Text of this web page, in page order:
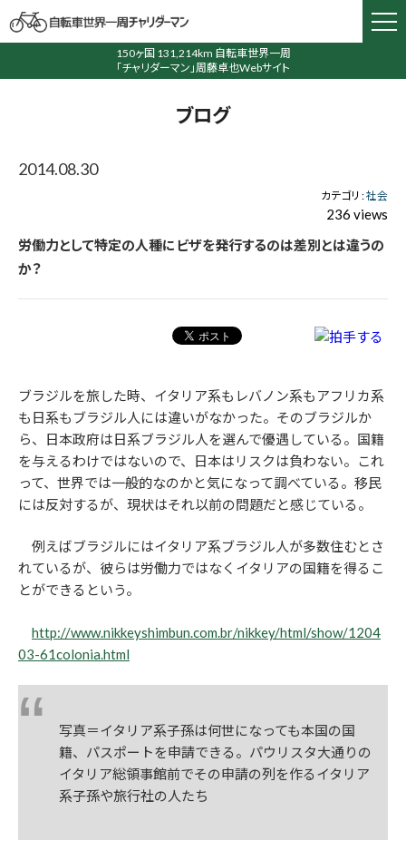
150ヶ国 131,214km 自転車世界一周
「チャリダーマン」周藤卓也Webサイト
ブログ
2014.08.30
カテゴリ :社会
236 views
労働力として特定の人種にビザを発行するのは差別とは違うの
か？
ブラジルを旅した時、イタリア系もレバノン系もアフリカ系
も日系もブラジル人には違いがなかった。そのブラジルか
ら、日本政府は日系ブラジル人を選んで優遇している。国籍
を与えるわけではないので、日本はリスクは負わない。これ
って、世界では一般的なのかと気になって調べている。移民
には反対するが、現状はそれ以前の問題だと感じている。
例えばブラジルにはイタリア系ブラジル人が多数住むとさ
れているが、彼らは労働力ではなくイタリアの国籍を得るこ
とができるという。
http://www.nikkeyshimbun.com.br/nikkey/html/show/1204
03-61colonia.html
写真＝イタリア系子孫は何世になっても本国の国
籍、パスポートを申請できる。パウリスタ大通りの
イタリア総領事館前でその申請の列を作るイタリア
系子孫や旅行社の人たち